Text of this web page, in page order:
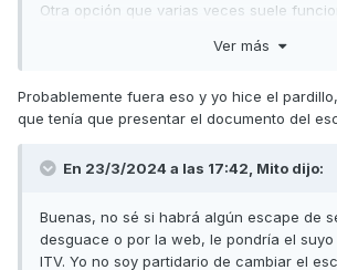
Otra opción que varias veces suele
Ver más
Probablemente fuera eso y yo hice el
que tenía que presentar el documento del
En 23/3/2024 a las 17:42, Mito dijo:
Buenas, no sé si habrá algún escape de
desguace o por la web, le pondría el
ITV. Yo no soy partidario de cambiar el